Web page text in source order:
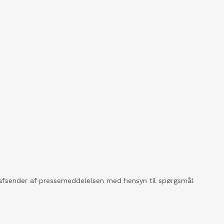
af pressemeddelelsen med hensyn til spørgsmål